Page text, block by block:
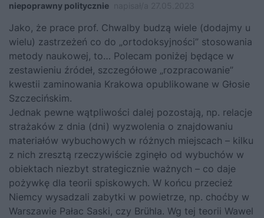
niepoprawny politycznie
Jako, że prace prof. Chwalby budzą wiele (dodajmy u
wielu) zastrzeżeń co do „ortodoksyjności” stosowania
metody naukowej, to… Polecam poniżej będące w
zestawieniu źródeł, szczegółowe „rozpracowanie”
kwestii zaminowania Krakowa opublikowane w Głosie
Szczecińskim.
Jednak pewne wątpliwości dalej pozostają, np. relacje
strażaków z dnia (dni) wyzwolenia o znajdowaniu
materiałów wybuchowych w różnych miejscach – kilku
z nich zresztą rzeczywiście zginęło od wybuchów w
obiektach niezbyt strategicznie ważnych – co daje
pożywkę dla teorii spiskowych. W końcu przecież
Niemcy wysadzali zabytki w powietrze, np. choćby w
Warszawie Pałac Saski, czy Brühla. Wg tej teorii Wawel